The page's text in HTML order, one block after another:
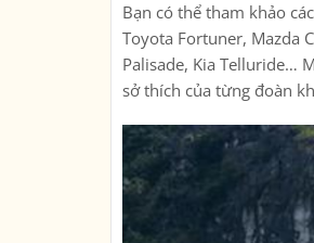
Bạn có thể tham khảo
Toyota Fortuner, Mazda
Palisade, Kia Telluride…
sở thích của từng đoàn